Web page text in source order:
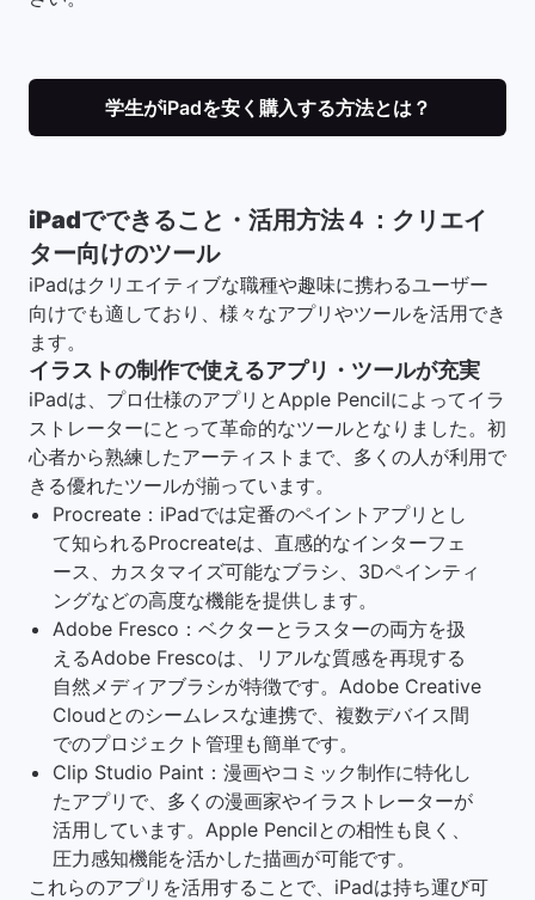
学生がiPadを安く購入する方法とは？
iPadでできること・活用方法４：クリエイ
ター向けのツール
iPadはクリエイティブな職種や趣味に携わるユーザー
向けでも適しており、様々なアプリやツールを活用でき
ます。
イラストの制作で使えるアプリ・ツールが充実
iPadは、プロ仕様のアプリとApple Pencilによってイラ
ストレーターにとって革命的なツールとなりました。初
心者から熟練したアーティストまで、多くの人が利用で
きる優れたツールが揃っています。
Procreate：iPadでは定番のペイントアプリとし
て知られるProcreateは、直感的なインターフェ
ース、カスタマイズ可能なブラシ、3Dペインティ
ングなどの高度な機能を提供します。
Adobe Fresco：ベクターとラスターの両方を扱
えるAdobe Frescoは、リアルな質感を再現する
自然メディアブラシが特徴です。Adobe Creative
Cloudとのシームレスな連携で、複数デバイス間
でのプロジェクト管理も簡単です。
Clip Studio Paint：漫画やコミック制作に特化し
たアプリで、多くの漫画家やイラストレーターが
活用しています。Apple Pencilとの相性も良く、
圧力感知機能を活かした描画が可能です。
これらのアプリを活用することで、iPadは持ち運び可